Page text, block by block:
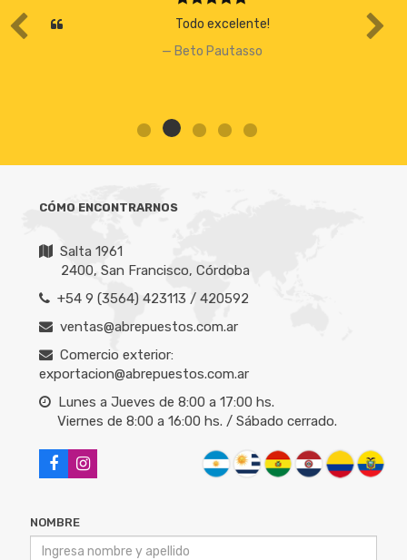
Todo excelente!
Beto Pautasso
Salta 1961
+54 9 (3564) 423113 / 420592
ventas@abrepuestos.com.ar
Comercio exterior:
exportacion@abrepuestos.com.ar
Lunes a Jueves de 8:00 a 17:00 hs.
Viernes de 8:00 a 16:00 hs. / Sábado cerrado.
CORREO ELECTRÓNICO